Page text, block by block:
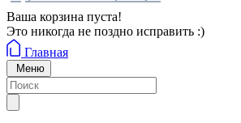
Ваша корзина пуста!
Это никогда не поздно исправить :)
Главная
Меню